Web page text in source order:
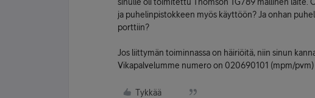
ja puhelinpistokkeen myös käyttöön? Ja onhan
porttiin?
Jos liittymän toiminnassa on häiriöitä, niin sinun
Vikapalvelumme numero on 020690101 (mpm/pvm)
Tykkää